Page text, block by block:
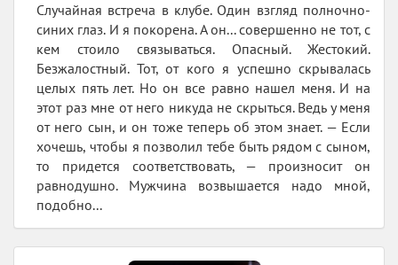
Случайная встреча в клубе. Один взгляд полночно-
синих глаз. И я покорена. А он... совершенно не тот, с
кем стоило связываться. Опасный. Жестокий.
Безжалостный. Тот, от кого я успешно скрывалась
целых пять лет. Но он все равно нашел меня. И на
этот раз мне от него никуда не скрыться. Ведь у меня
от него сын, и он тоже теперь об этом знает. — Если
хочешь, чтобы я позволил тебе быть рядом с сыном,
то придется соответствовать, — произносит он
равнодушно. Мужчина возвышается надо мной,
подобно...